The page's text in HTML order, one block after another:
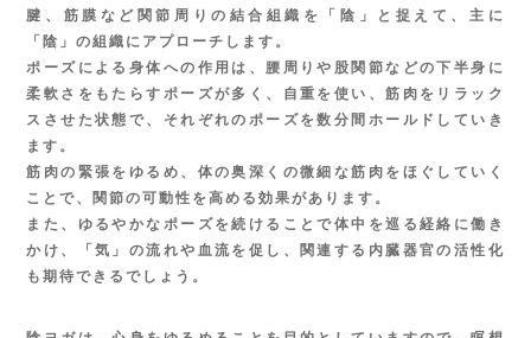
腱、筋膜など関節周りの結合組織を「陰」と捉えて、主に
「陰」の組織にアプローチします。
ポーズによる身体への作用は、腰周りや股関節などの下半身に
柔軟さをもたらすポーズが多く、自重を使い、筋肉をリラック
スさせた状態で、それぞれのポーズを数分間ホールドしていき
ます。
筋肉の緊張をゆるめ、体の奥深くの微細な筋肉をほぐしていく
ことで、関節の可動性を高める効果があります。
また、ゆるやかなポーズを続けることで体中を巡る経絡に働き
かけ、「気」の流れや血流を促し、関連する内臓器官の活性化
も期待できるでしょう。